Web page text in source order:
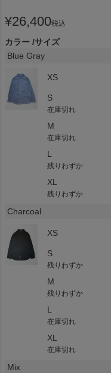
¥26,400税込
カラー サイズ
Blue Gray
XS
S
在庫切れ
M
在庫切れ
L
残りわずか
XL
残りわずか
Charcoal
XS
S
残りわずか
M
残りわずか
L
在庫切れ
XL
在庫切れ
Mix